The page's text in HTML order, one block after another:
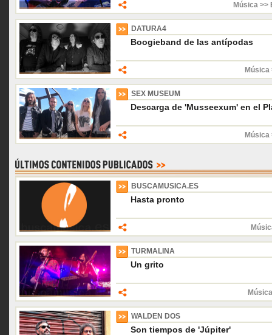
Música >>
DATURA4
Boogieband de las antípodas
Música
SEX MUSEUM
Descarga de 'Musseexum' en el
Música
BUSCAMUSICA.ES
Hasta pronto
TURMALINA
Un grito
WALDEN DOS
Son tiempos de 'Júpiter'